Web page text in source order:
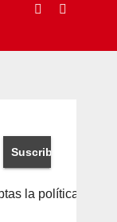
la política de